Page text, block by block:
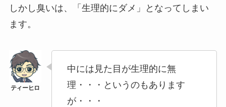
しかし臭いは、「生理的にダメ」となってしまい
ます。
中には見た目が生理的に無
理・・・というのもあります
が・・・